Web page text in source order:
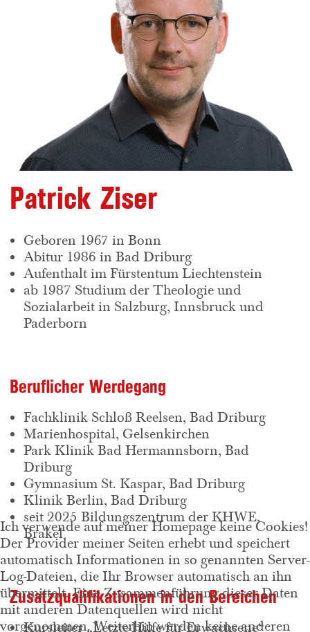
Patrick Ziser
Geboren 1967 in Bonn
Abitur 1986 in Bad Driburg
Aufenthalt im Fürstentum Liechtenstein
ab 1987 Studium der Theologie und
Sozialarbeit in Salzburg, Innsbruck und
Paderborn
Beruflicher Werdegang
Fachklinik Schloß Reelsen, Bad Driburg
Marienhospital, Gelsenkirchen
Park Klinik Bad Hermannsborn, Bad
Driburg
Gymnasium St. Kaspar, Bad Driburg
Klinik Berlin, Bad Driburg
seit 2025 Bildungszentrum der KHWE,
Brakel
Zusatzqualifikationen in den Bereichen
Kursleiter „Letzte-Hilfe für Erwachsene“
Ich verwende auf meiner Homepage keine Cookies!
Der Provider meiner Seiten erhebt und speichert
automatisch Informationen in so genannten Server-
Log-Dateien, die Ihr Browser automatisch an ihn
übermittelt. Eine Zusammenführung dieser Daten
mit anderen Datenquellen wird nicht
vorgenommen. Weiterhin werden keine anderen